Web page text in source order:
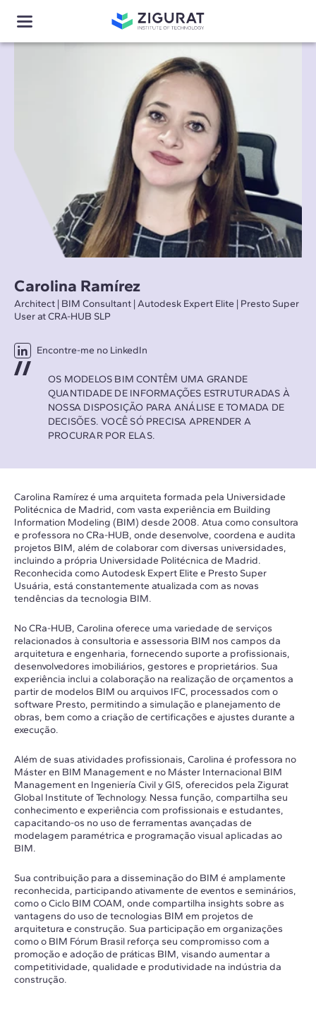
Carolina Ramírez
Architect | BIM Consultant | Autodesk Expert Elite | Presto Super
User at CRA-HUB SLP
Encontre-me no LinkedIn
OS MODELOS BIM CONTÊM UMA GRANDE
QUANTIDADE DE INFORMAÇÕES ESTRUTURADAS À
NOSSA DISPOSIÇÃO PARA ANÁLISE E TOMADA DE
DECISÕES. VOCÊ SÓ PRECISA APRENDER A
PROCURAR POR ELAS.
Carolina Ramírez é uma arquiteta formada pela Universidade
Politécnica de Madrid, com vasta experiência em Building
Information Modeling (BIM) desde 2008. Atua como consultora
e professora no CRa-HUB, onde desenvolve, coordena e audita
projetos BIM, além de colaborar com diversas universidades,
incluindo a própria Universidade Politécnica de Madrid.
Reconhecida como Autodesk Expert Elite e Presto Super
Usuária, está constantemente atualizada com as novas
tendências da tecnologia BIM.
No CRa-HUB, Carolina oferece uma variedade de serviços
relacionados à consultoria e assessoria BIM nos campos da
arquitetura e engenharia, fornecendo suporte a profissionais,
desenvolvedores imobiliários, gestores e proprietários. Sua
experiência inclui a colaboração na realização de orçamentos a
partir de modelos BIM ou arquivos IFC, processados com o
software Presto, permitindo a simulação e planejamento de
obras, bem como a criação de certificações e ajustes durante a
execução.
Além de suas atividades profissionais, Carolina é professora no
Máster en BIM Management e no Máster Internacional BIM
Management en Ingeniería Civil y GIS, oferecidos pela Zigurat
Global Institute of Technology. Nessa função, compartilha seu
conhecimento e experiência com profissionais e estudantes,
capacitando-os no uso de ferramentas avançadas de
modelagem paramétrica e programação visual aplicadas ao
BIM.
Sua contribuição para a disseminação do BIM é amplamente
reconhecida, participando ativamente de eventos e seminários,
como o Ciclo BIM COAM, onde compartilha insights sobre as
vantagens do uso de tecnologias BIM em projetos de
arquitetura e construção. Sua participação em organizações
como o BIM Fórum Brasil reforça seu compromisso com a
promoção e adoção de práticas BIM, visando aumentar a
competitividade, qualidade e produtividade na indústria da
construção.